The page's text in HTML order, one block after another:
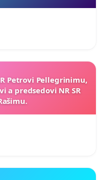
Petrovi Pellegrinimu,
a predsedovi NR SR